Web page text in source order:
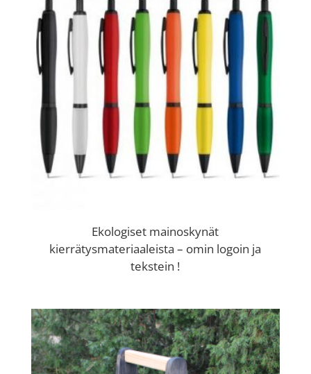
Ekologiset mainoskynät
kierrätysmateriaaleista – omin logoin ja
tekstein !